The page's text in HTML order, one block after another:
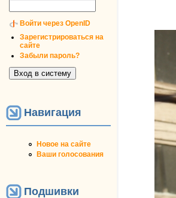
Войти через OpenID
Зарегистрироваться на
сайте
Забыли пароль?
Навигация
Новое на сайте
Ваши голосования
Подшивки